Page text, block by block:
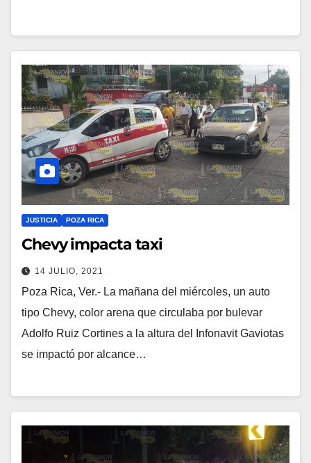
JUSTICIA POZA RICA
Chevy impacta taxi
14 JULIO, 2021
Poza Rica, Ver.- La mañana del miércoles, un auto
tipo Chevy, color arena que circulaba por bulevar
Adolfo Ruiz Cortines a la altura del Infonavit Gaviotas
se impactó por alcance…